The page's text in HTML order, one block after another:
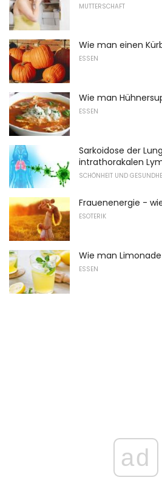
MUTTERSCHAFT
Wie man einen
ESSEN
Wie man
ESSEN
Sarkoidose der
intrathorakalen
SCHÖNHEIT UND
Frauenenergie -
ESOTERIK
Wie man
ESSEN
ad